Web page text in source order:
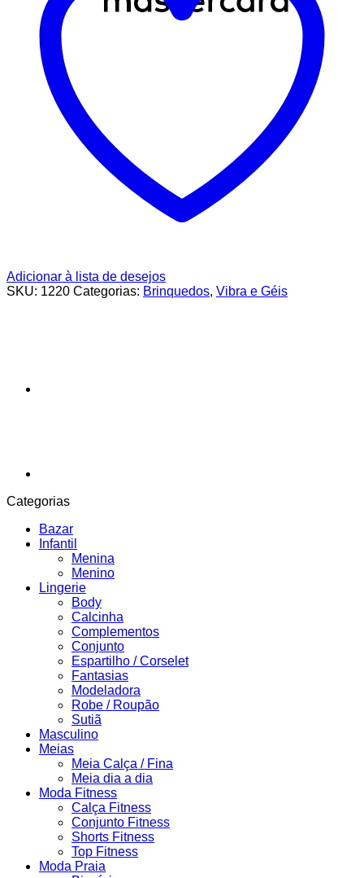
Adicionar à lista de desejos
SKU: 1220 Categorias: Brinquedos, Vibra e Géis
Categorias
Bazar
Infantil
Menina
Menino
Lingerie
Body
Calcinha
Complementos
Conjunto
Espartilho / Corselet
Fantasias
Modeladora
Robe / Roupão
Sutiã
Masculino
Meias
Meia Calça / Fina
Meia dia a dia
Moda Fitness
Calça Fitness
Conjunto Fitness
Shorts Fitness
Top Fitness
Moda Praia